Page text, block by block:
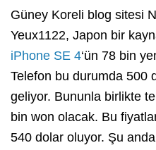
Güney Koreli blog sitesi
Yeux1122, Japon bir
iPhone SE 4‘ün 78 bin
Telefon bu durumda 500
geliyor. Bununla birlikte
bin won olacak. Bu
540 dolar oluyor. Şu